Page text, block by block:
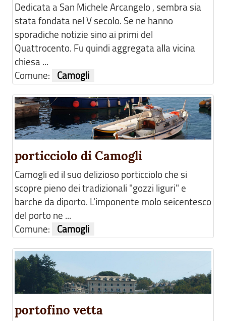
Dedicata a San Michele Arcangelo , sembra sia
stata fondata nel V secolo. Se ne hanno
sporadiche notizie sino ai primi del
Quattrocento. Fu quindi aggregata alla vicina
chiesa ...
Comune:
Camogli
porticciolo di Camogli
Camogli ed il suo delizioso porticciolo che si
scopre pieno dei tradizionali "gozzi liguri" e
barche da diporto. L'imponente molo seicentesco
del porto ne ...
Comune:
Camogli
portofino vetta